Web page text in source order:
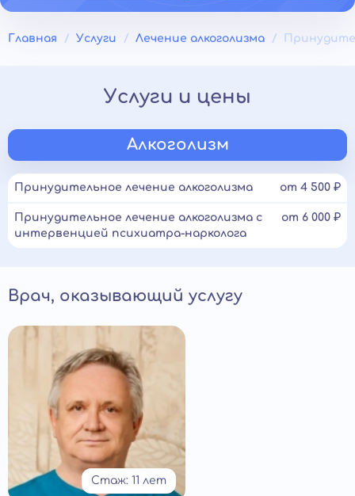
Главная Услуги Лечение алкоголизма
Услуги и цены
Алкоголизм
Принудительное лечение алкоголизма от 4 500 ₽
Принудительное лечение алкоголизма с
интервенцией психиатра-нарколога
от 6 000 ₽
Врач, оказывающий услугу
Стаж: 11 лет